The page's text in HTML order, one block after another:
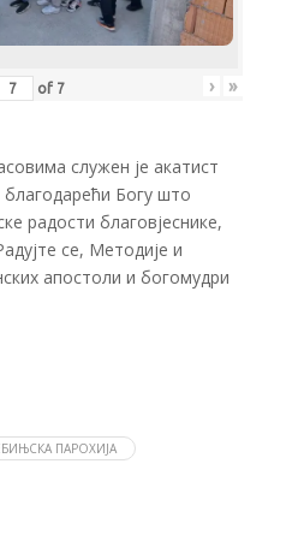
of 7 › »
служен је акатист
благодарећи Богу што
радости благовјеснике,
се, Методије и
апостоли и богомудри
ПАРОХИЈА